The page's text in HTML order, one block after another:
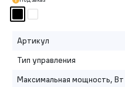
Артикул
Тип управления
Максимальная мощность, Вт